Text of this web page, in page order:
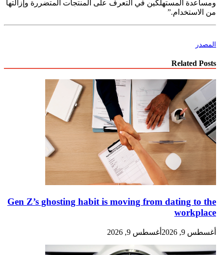
ومساعدة المستهلكين في التعرف على المنتجات المتضررة وإزالتها
من الاستخدام.”
المصدر
Related Posts
Gen Z’s ghosting habit is moving from dating to the
workplace
أغسطس 9, 2026 أغسطس 9, 2026